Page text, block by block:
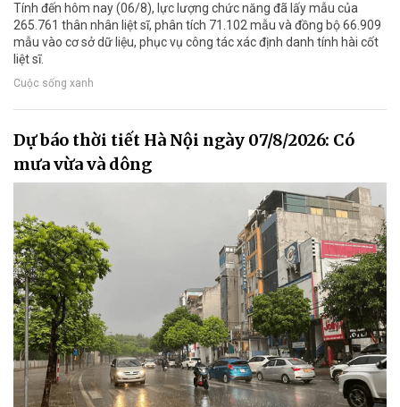
Tính đến hôm nay (06/8), lực lượng chức năng đã lấy mẫu của
265.761 thân nhân liệt sĩ, phân tích 71.102 mẫu và đồng bộ 66.909
mẫu vào cơ sở dữ liệu, phục vụ công tác xác định danh tính hài cốt
liệt sĩ.
Cuộc sống xanh
Dự báo thời tiết Hà Nội ngày 07/8/2026: Có
mưa vừa và dông